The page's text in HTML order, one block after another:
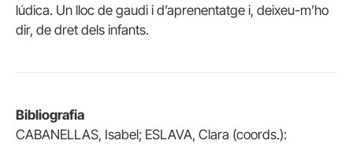
lúdica. Un lloc de gaudi i d’aprenentatge i, deixeu-m’ho
dir, de dret dels infants.
Bibliografia
CABANELLAS, Isabel; ESLAVA, Clara (coords.):